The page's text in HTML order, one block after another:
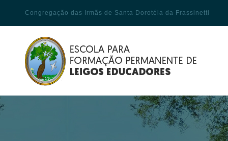
Congregação das Irmãs de Santa Dorotéia da Frassinetti